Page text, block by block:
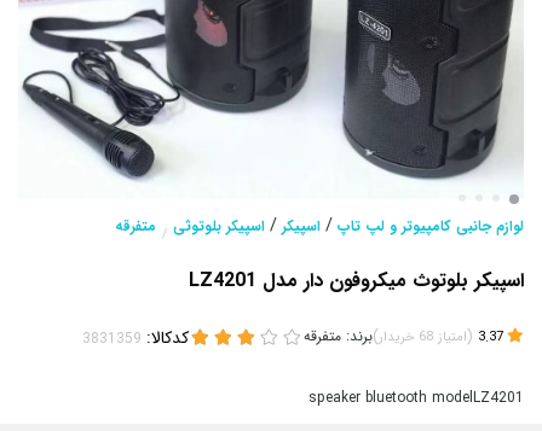
لوازم جانبی کامپیوتر و لپ تاپ / اسپیکر/ اسپیکر بلوتوثی / متفرقه
اسپیکر بلوتوث میکروفون دار مدل LZ4201
(امتیاز 68 خریدار)برند: متفرقه کدکالا:
speaker bluetooth modelLZ4201